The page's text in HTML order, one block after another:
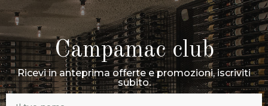
Campamac club
Ricevi in anteprima offerte e promozioni, iscriviti
subito.